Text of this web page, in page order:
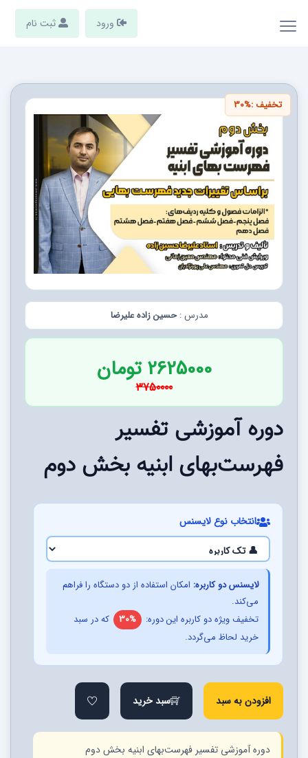
ورود ثبت نام
مدرس :حسین زاده علیرضا
2625000 تومان
3750000
تخفیف :30%
دوره آموزشی تفسیر
فهرست‌بهای ابنیه بخش دوم
انتخاب نوع لایسنس
لایسنس دو کاربره:امکان استفاده از دو دستگاه را فراهم
می‌کند.
تخفیف ویژه دو کاربره این دوره:
30% که در سبد
خرید لحاظ می‌گردد.
افزودن به سبد سبد خرید
دوره آموزشی تفسیر فهرست‌بهای ابنیه بخش دوم